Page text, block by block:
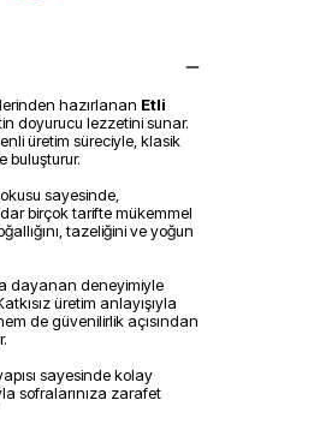
hazırlanan Etli
doyurucu lezzetini sunar.
üretim süreciyle, klasik
buluşturur.
sayesinde,
birçok tarifte mükemmel
tazeliğini ve yoğun
dayanan deneyimiyle
üretim anlayışıyla
de güvenilirlik açısından
sayesinde kolay
sofralarınıza zarafet